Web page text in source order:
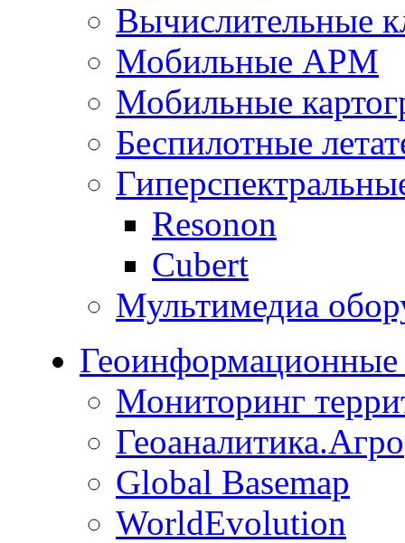
Вычислительные
Мобильные АРМ
Мобильные
Беспилотные
Resonon
Cubert
Мультимедиа
Геоинформационные
Мониторинг
Геоаналитика.Агро
Global Basemap
WorldEvolution